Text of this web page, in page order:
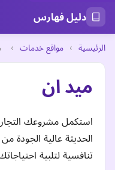
دليل فهارس
الرئيسية › مواقع خدمات ›
ميد ان
استكمل مشروعك
الحديثة عالية الجودة
تنافسية لتلبية